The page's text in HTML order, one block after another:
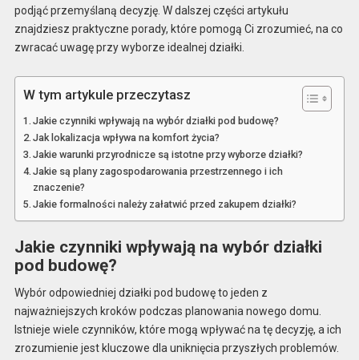
podjąć przemyślaną decyzję. W dalszej części artykułu
znajdziesz praktyczne porady, które pomogą Ci zrozumieć, na co
zwracać uwagę przy wyborze idealnej działki.
W tym artykule przeczytasz
Jakie czynniki wpływają na wybór działki pod budowę?
Jak lokalizacja wpływa na komfort życia?
Jakie warunki przyrodnicze są istotne przy wyborze działki?
Jakie są plany zagospodarowania przestrzennego i ich
znaczenie?
Jakie formalności należy załatwić przed zakupem działki?
Jakie czynniki wpływają na wybór działki
pod budowę?
Wybór odpowiedniej działki pod budowę to jeden z
najważniejszych kroków podczas planowania nowego domu.
Istnieje wiele czynników, które mogą wpływać na tę decyzję, a ich
zrozumienie jest kluczowe dla uniknięcia przyszłych problemów.